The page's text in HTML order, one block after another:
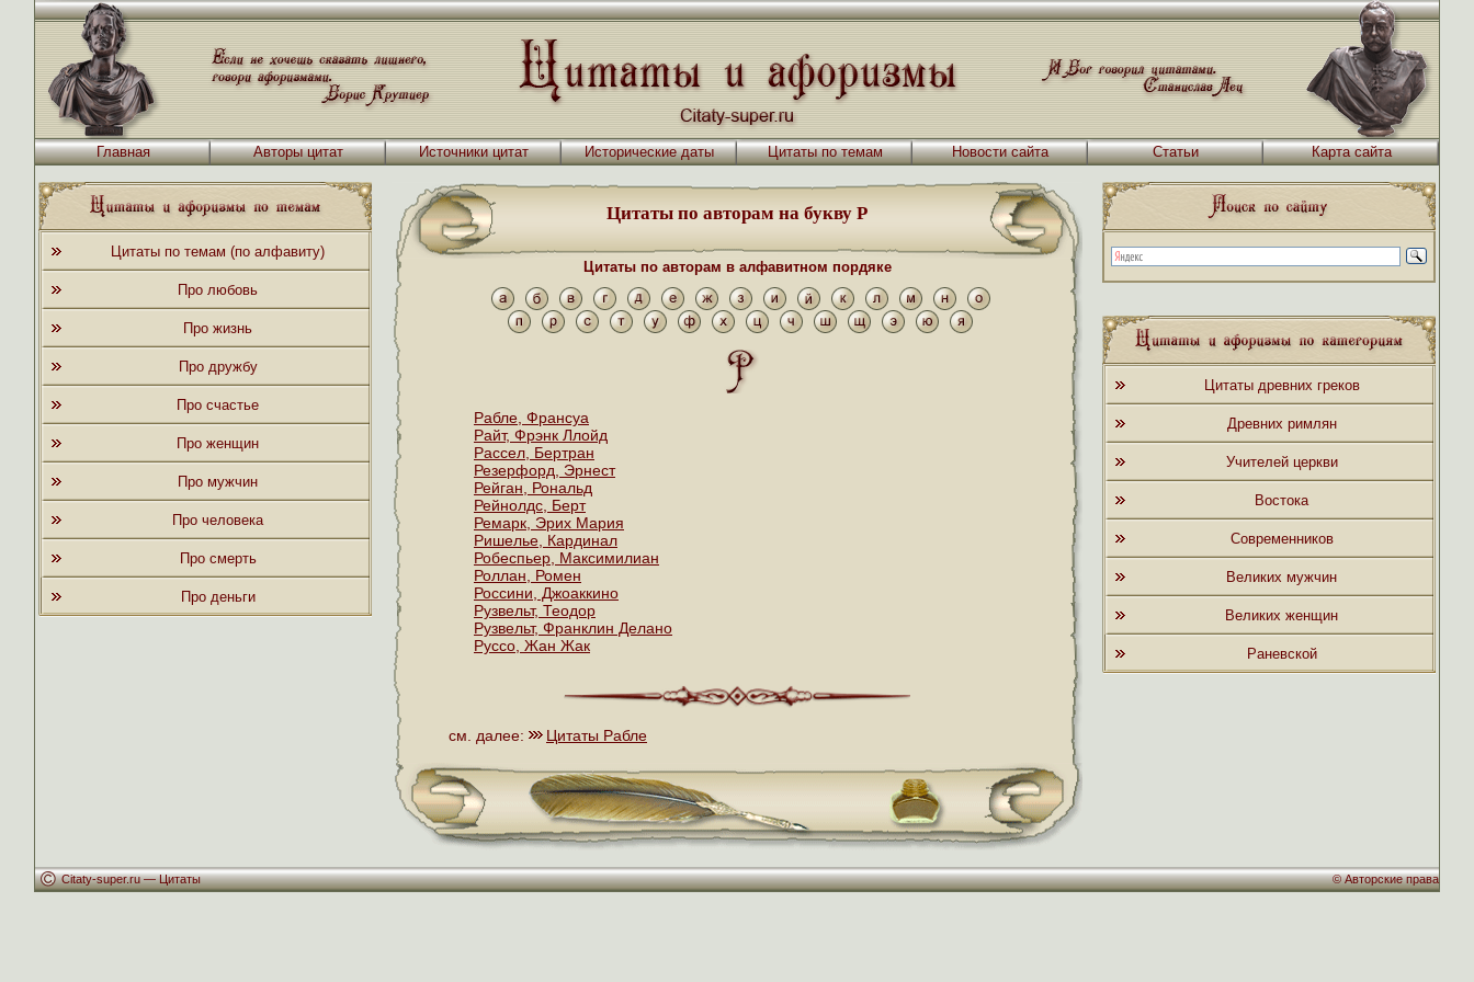
Главная Авторы цитат Источники цитат Исторические даты Цитаты по темам Новости сайта Статьи Карта сайта
Цитаты по темам (по алфавиту)
Про любовь
Про жизнь
Про дружбу
Про счастье
Про женщин
Про мужчин
Про человека
Про смерть
Про деньги
Цитаты по авторам на букву Р
Цитаты по авторам в алфавитном пордяке
Рабле, Франсуа
Райт, Фрэнк Ллойд
Рассел, Бертран
Резерфорд, Эрнест
Рейган, Рональд
Рейнолдс, Берт
Ремарк, Эрих Мария
Ришелье, Кардинал
Робеспьер, Максимилиан
Роллан, Ромен
Россини, Джоаккино
Рузвельт, Теодор
Рузвельт, Франклин Делано
Руссо, Жан Жак
см. далее: Цитаты Рабле
Цитаты древних греков
Древних римлян
Учителей церкви
Востока
Современников
Великих мужчин
Великих женщин
Раневской
Citaty-super.ru —Цитаты ©Авторские права